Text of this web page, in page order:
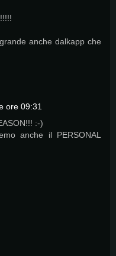
anche dalkapp che
ore 09:31
:-)
anche il PERSONAL